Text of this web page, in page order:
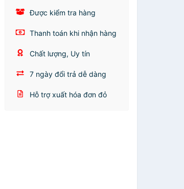
Được kiểm tra hàng
Thanh toán khi nhận hàng
Chất lượng, Uy tín
7 ngày đổi trả dễ dàng
Hỗ trợ xuất hóa đơn đỏ